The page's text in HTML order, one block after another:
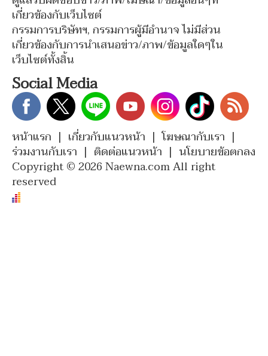
เกี่ยวข้องกับเว็บไซต์
กรรมการบริษัทฯ, กรรมการผู้มีอำนาจ ไม่มีส่วน
เกี่ยวข้องกับการนำเสนอข่าว/ภาพ/ข้อมูลใดๆใน
เว็บไซต์ทั้งสิ้น
Social Media
หน้าแรก | เกี่ยวกับแนวหน้า | โฆษณากับเรา |
ร่วมงานกับเรา | ติดต่อแนวหน้า | นโยบายข้อตกลง
Copyright © 2026 Naewna.com All right
reserved